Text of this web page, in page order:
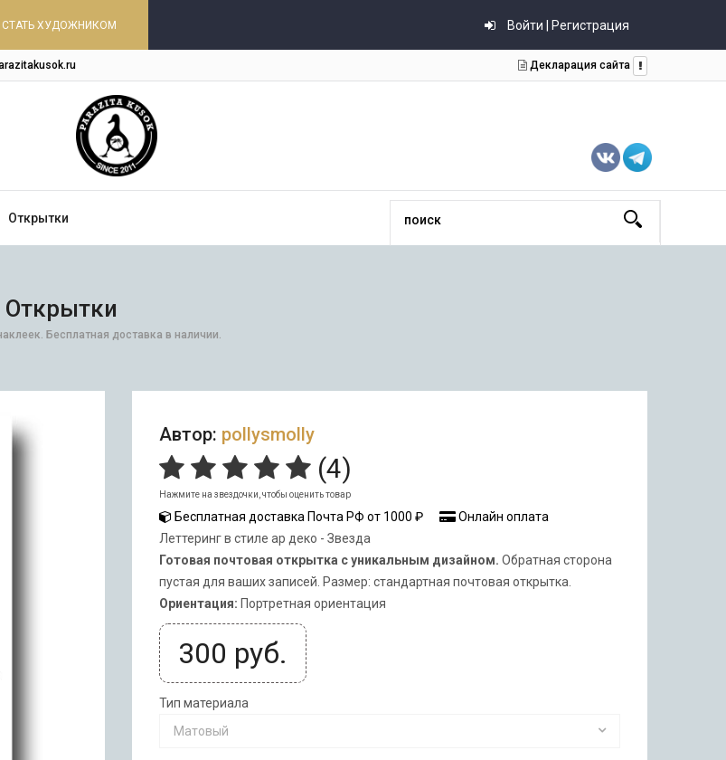
СТАТЬ ХУДОЖНИКОМ Войти | Регистрация
Декларация сайта
Открытки
Открытки
Бесплатная доставка в наличии.
Автор: pollysmolly
(4)
Нажмите на звездочки, чтобы оценить товар
Бесплатная доставка Почта РФ от 1000 ₽
Онлайн оплата
Леттеринг в стиле ар деко - Звезда
Готовая почтовая открытка с уникальным дизайном. Обратная сторона
пустая для ваших записей. Размер: стандартная почтовая открытка.
Ориентация: Портретная ориентация
300 руб.
Тип материала
Матовый